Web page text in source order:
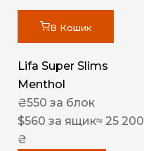
В Кошик
Lifa Super Slims
Menthol
₴550 за блок
$560 за ящик≈ 25 200
₴